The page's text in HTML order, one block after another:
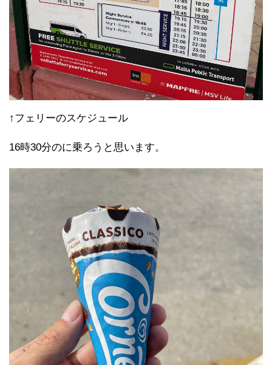
↑フェリーのスケジュール
16時30分のに乗ろうと思います。